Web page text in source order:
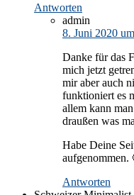
Antworten
admin
8. Juni 2020
Danke für das
mich jetzt
mir aber auch
funktioniert es
allem kann
draußen was
Habe Deine
aufgenommen.
Antworten